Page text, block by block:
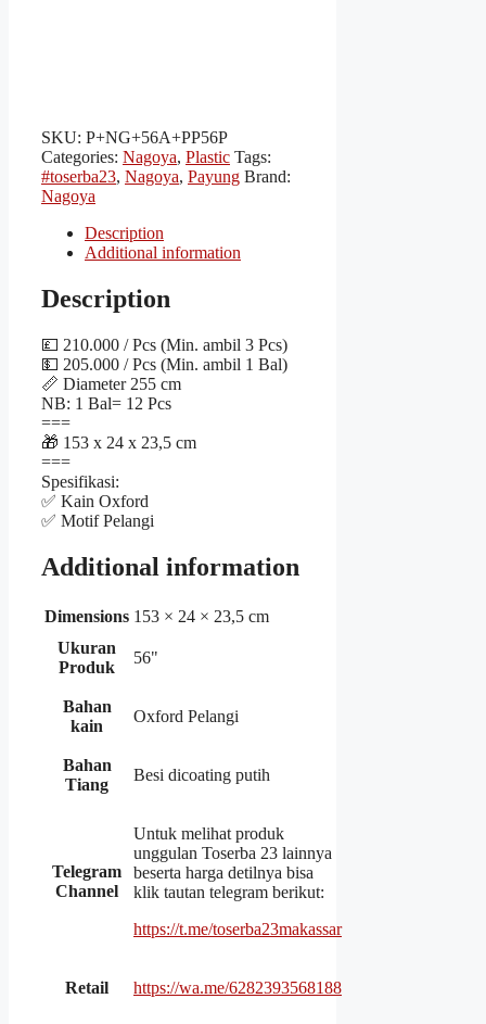
SKU: P+NG+56A+PP56P
Categories: Nagoya, Plastic Tags:
#toserba23, Nagoya, Payung Brand:
Nagoya
Description
Additional information
Description
💷 210.000 / Pcs (Min. ambil 3 Pcs)
💵 205.000 / Pcs (Min. ambil 1 Bal)
📏 Diameter 255 cm
NB: 1 Bal= 12 Pcs
===
🎁 153 x 24 x 23,5 cm
===
Spesifikasi:
✅ Kain Oxford
✅ Motif Pelangi
Additional information
Dimensions 153 × 24 × 23,5 cm
Ukuran
Produk
56"
Bahan
kain
Oxford Pelangi
Bahan
Tiang
Besi dicoating putih
Telegram
Channel
Untuk melihat produk
unggulan Toserba 23 lainnya
beserta harga detilnya bisa
klik tautan telegram berikut:
https://t.me/toserba23makassar
Retail https://wa.me/6282393568188